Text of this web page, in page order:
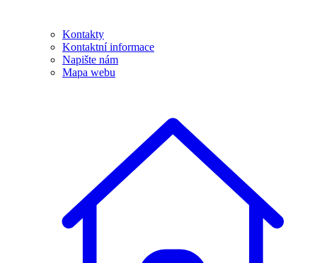
Kontakty
Kontaktní informace
Napište nám
Mapa webu